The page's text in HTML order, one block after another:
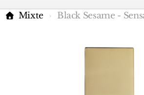
Mixte Black Sesame -